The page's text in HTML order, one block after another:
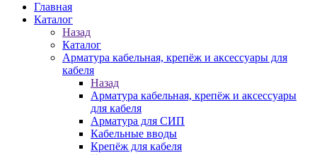
Главная
Каталог
Назад
Каталог
Арматура кабельная, крепёж и аксессуары для
кабеля
Назад
Арматура кабельная, крепёж и аксессуары
для кабеля
Арматура для СИП
Кабельные вводы
Крепёж для кабеля